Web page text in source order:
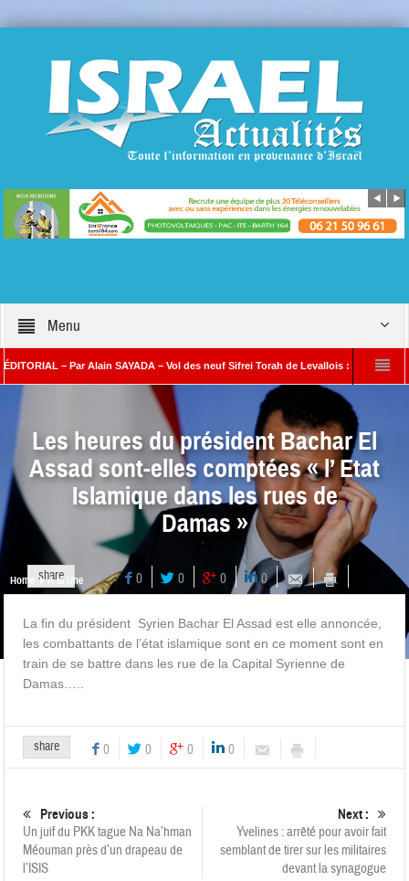
Menu
– Par Alain SAYADA – Vol des neuf Sifrei Torah de Levallois : jusqu’à quand le
Benjamin Netanyahou à l’Iran : « Si vous nous attaquez, notre
Les heures du président Bachar El
Assad sont-elles comptées « l’ Etat
Islamique dans les rues de
Damas »
share 0 0 0 0
Home A la Une
La fin du président Syrien Bachar El Assad est elle annoncée,
les combattants de l’état islamique sont en ce moment sont en
train de se battre dans les rue de la Capital Syrienne de
Damas…..
share 0 0 0 0
Previous :
Un juif du PKK tague Na Na’hman
Méouman près d’un drapeau de
l’ISIS
Next :
Yvelines : arrêté pour avoir fait
semblant de tirer sur les militaires
devant la synagogue